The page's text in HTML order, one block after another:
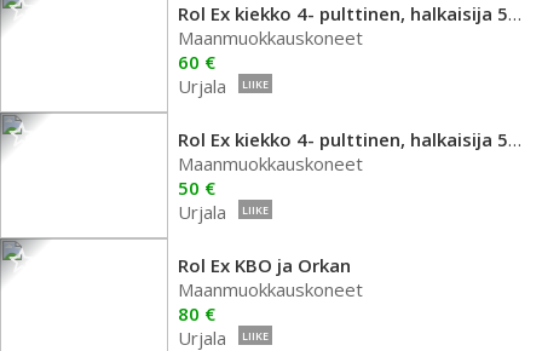
Rol Ex kiekko 4- pulttinen, halkaisija 560mm
Maanmuokkauskoneet
60 €
Urjala
LIIKE
Rol Ex kiekko 4- pulttinen, halkaisija 510mm
Maanmuokkauskoneet
50 €
Urjala
LIIKE
Rol Ex KBO ja Orkan
Maanmuokkauskoneet
80 €
Urjala
LIIKE